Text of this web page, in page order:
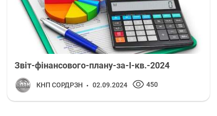
Звіт-фінансового-плану-за-І-кв.-2024
КНП СОРДРЗН 02.09.2024 450